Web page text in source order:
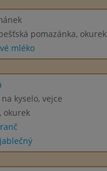
pomazánka, okurek
mléko
na kyselo, vejce
okurek